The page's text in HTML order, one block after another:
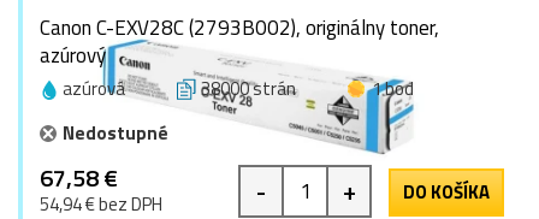
Canon C-EXV28C (2793B002), originálny toner,
azúrový
azúrová 38000 strán
1 bod
Nedostupné
67,58 €
54,94 € bez DPH - + DO KOŠÍKA